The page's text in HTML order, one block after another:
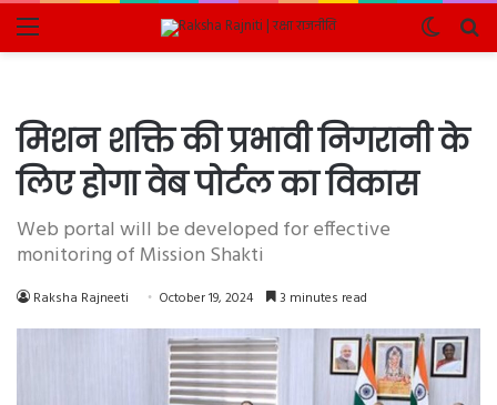
Menu
Switch
skin
मिशन शक्ति की प्रभावी निगरानी के
लिए होगा वेब पोर्टल का विकास
Web portal will be developed for effective
monitoring of Mission Shakti
Raksha Rajneeti October 19, 2024 3 minutes read